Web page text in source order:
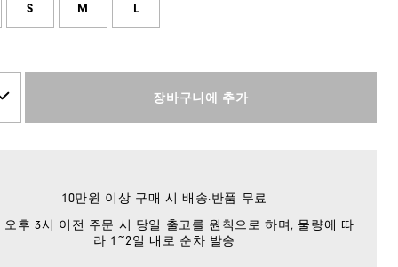
S M L
장바구니에 추가
10만원 이상 구매 시 배송·반품 무료
오후 3시 이전 주문 시 당일 출고를 원칙으로 하며, 물량에 따
라 1~2일 내로 순차 발송